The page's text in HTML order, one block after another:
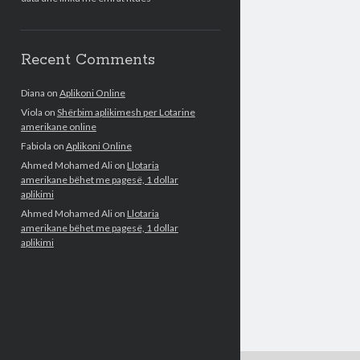
Recent Comments
Diana on Aplikoni Online
Viola on Shërbim aplikimesh per Lotarine
amerikane online
Fabiola on Aplikoni Online
Ahmed Mohamed Alion Llotaria
amerikane bëhet me pagesë, 1 dollar
aplikimi
Ahmed Mohamed Alion Llotaria
amerikane bëhet me pagesë, 1 dollar
aplikimi